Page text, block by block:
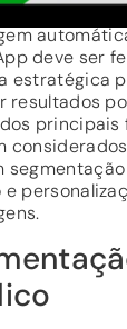
deve ser
estratégica
resultados
principais
considerados